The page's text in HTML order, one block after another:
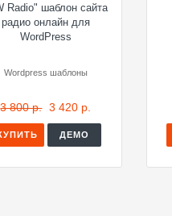
Radio" шаблон сайта
радио онлайн для
WordPress
Wordpress шаблоны
3 800 р. 3 420 р.
ДЕМО